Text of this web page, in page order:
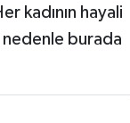
kadının hayali
nedenle burada